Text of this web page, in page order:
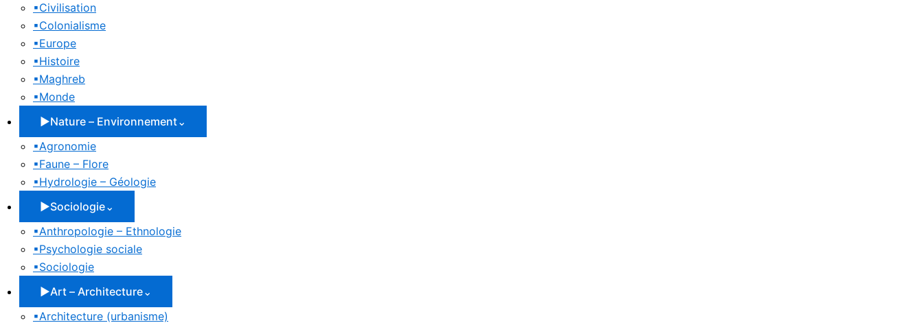
▪Civilisation
▪Colonialisme
▪Europe
▪Histoire
▪Maghreb
▪Monde
▶Nature – Environnement⌄
▪Agronomie
▪Faune – Flore
▪Hydrologie – Géologie
▶Sociologie⌄
▪Anthropologie – Ethnologie
▪Psychologie sociale
▪Sociologie
▶Art – Architecture⌄
▪Architecture (urbanisme)